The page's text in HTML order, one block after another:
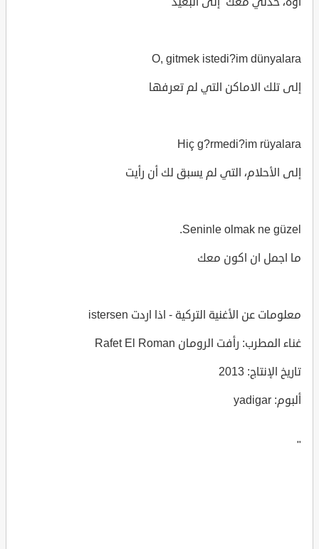
O, gitmek istedi?im dünyalara
إلى تلك الاماكن التي لم تعرفها
Hiç g?rmedi?im rüyalara
إلى الأحلام، التي لم يسبق لك أن رأيت
Seninle olmak ne güzel.
ما اجمل ان اكون معك
معلومات عن الأغنية التركية - اذا اردت istersen
غناء المطرب: رأفت الرومان Rafet El Roman
تاريخ الإنتاج: 2013
ألبوم: yadigar
"